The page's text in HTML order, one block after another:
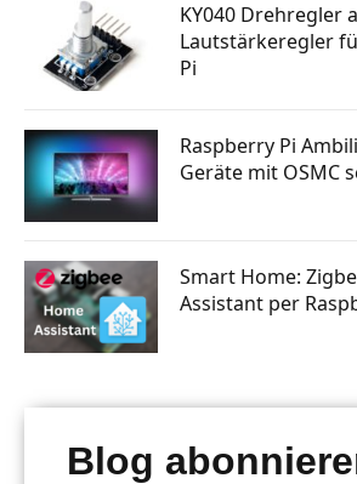
KY040 Drehregler
Lautstärkeregler
Pi
Raspberry Pi
Geräte mit OSMC
Smart Home:
Assistant per
Blog